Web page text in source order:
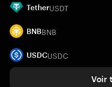
TetherUSDT
BNBBNB
USDCUSDC
Voir